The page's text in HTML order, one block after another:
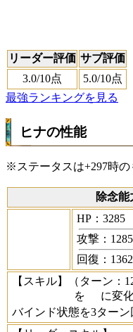
リーダー評価 サブ評価
3.0/10点 5.0/10点
最強ランキングを見る
ヒナの性能
※ステータスは+297時
除念能
HP：3285
攻撃：1285
回復：1362
【スキル】
（ターン：
を
に変化
バインド状態を3ターン